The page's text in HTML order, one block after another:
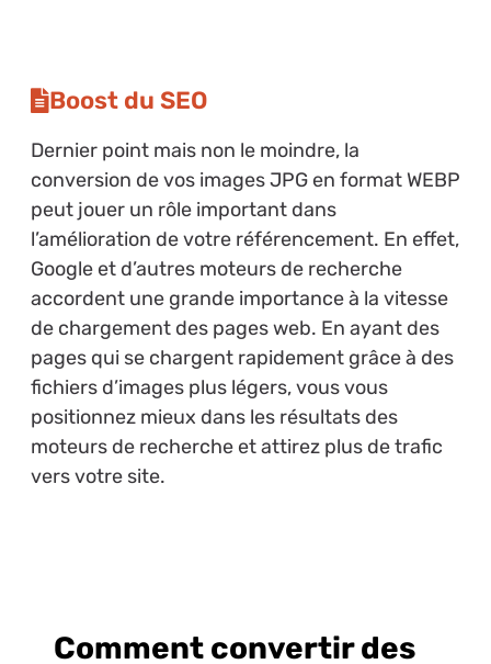
Boost du SEO
Dernier point mais non le moindre, la
conversion de vos images JPG en format WEBP
peut jouer un rôle important dans
l’amélioration de votre référencement. En effet,
Google et d’autres moteurs de recherche
accordent une grande importance à la vitesse
de chargement des pages web. En ayant des
pages qui se chargent rapidement grâce à des
fichiers d’images plus légers, vous vous
positionnez mieux dans les résultats des
moteurs de recherche et attirez plus de trafic
vers votre site.
Comment convertir des